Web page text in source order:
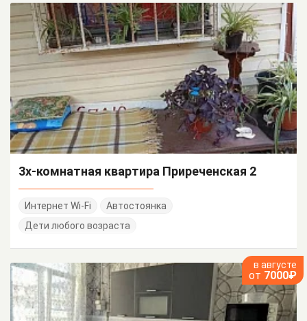
3х-комнатная квартира Приреченская 2
Интернет Wi-Fi
Автостоянка
Дети любого возраста
в августе
от 7000₽